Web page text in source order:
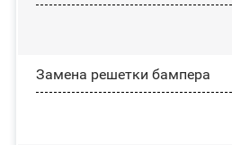
Замена решетки бампера